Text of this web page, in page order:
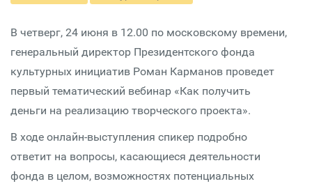
В четверг, 24 июня в 12.00 по московскому времени,
генеральный директор Президентского фонда
культурных инициатив Роман Карманов проведет
первый тематический вебинар «Как получить
деньги на реализацию творческого проекта».
В ходе онлайн-выступления спикер подробно
ответит на вопросы, касающиеся деятельности
фонда в целом, возможностях потенциальных